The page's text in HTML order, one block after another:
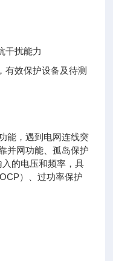
干扰能力
有效保护设备及待测
能，遇到电网连线突
并网功能、孤岛保护
的电压和频率，具
）、过功率保护